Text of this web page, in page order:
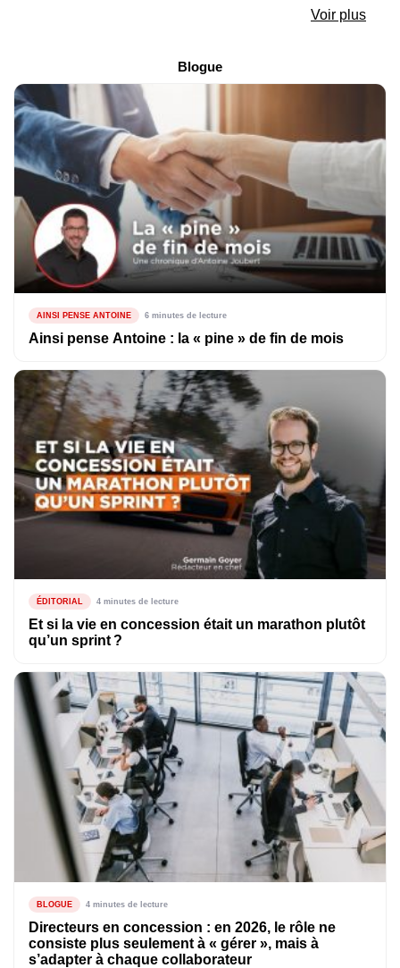
Voir plus
Blogue
AINSI PENSE ANTOINE 6 minutes de lecture
Ainsi pense Antoine : la « pine » de fin de mois
ÉDITORIAL 4 minutes de lecture
Et si la vie en concession était un marathon plutôt
qu’un sprint ?
BLOGUE 4 minutes de lecture
Directeurs en concession : en 2026, le rôle ne
consiste plus seulement à « gérer », mais à
s’adapter à chaque collaborateur